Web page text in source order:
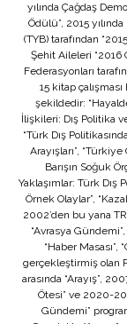
yılında Çağdaş
Ödülü”, 2015
(TYB) tarafından
Şehit Aileleri “2016
Federasyonları
15 kitap
şekildedir:
İlişkileri: Dış Politika
“Türk Dış
Arayışları”,
Barışın Soğuk
Yaklaşımlar: Türk Dış
Örnek Olaylar”,
2002’den bu yana
“Avrasya Gündemi”,
“Haber
gerçekleştirmiş olan
arasında “Arayış”,
Ötesi” ve 2020-
Gündemi”